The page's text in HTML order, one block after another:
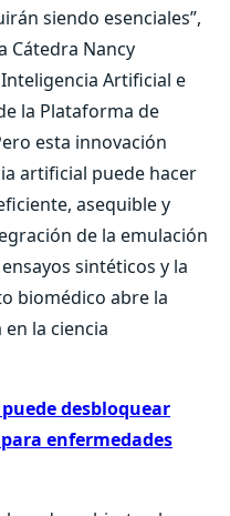
siendo esenciales”,
Cátedra Nancy
Artificial e
la Plataforma de
esta innovación
artificial puede hacer
asequible y
de la emulación
sintéticos y la
biomédico abre la
la ciencia
desbloquear
enfermedades